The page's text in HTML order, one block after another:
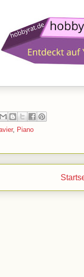
, Piano